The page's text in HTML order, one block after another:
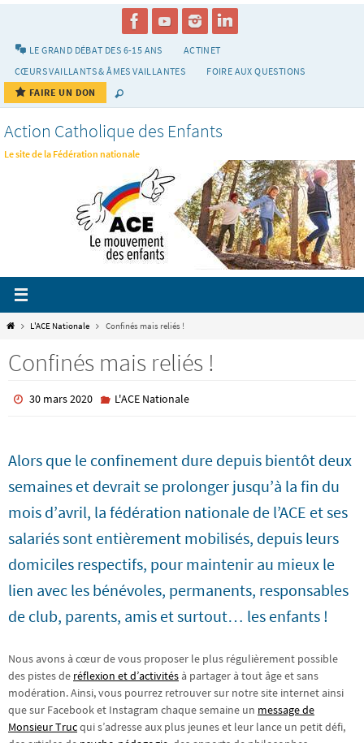
LE GRAND DÉBAT DES 6-15 ANS
ACTINET
CŒURS VAILLANTS & ÂMES VAILLANTES
FOIRE AUX QUESTIONS
FAIRE UN DON
Action Catholique des Enfants
Le site de la Fédération nationale
HomeL'ACE Nationale Confinés mais reliés !
Confinés mais reliés !
30 mars 2020 L'ACE Nationale
Alors que le confinement dure depuis bientôt deux
semaines et devrait se prolonger jusqu’à la fin du
mois d’avril, la fédération nationale de l’ACE et ses
salariés sont entièrement mobilisés, depuis leurs
domiciles respectifs, pour maintenir au mieux le
lien avec les bénévoles, permanents, responsables
de club, parents, amis et surtout… les enfants !
Nous avons à cœur de vous proposer le plus régulièrement possible
des pistes de réflexion et d’activités à partager à tout âge et sans
modération. Ainsi, vous pourrez retrouver sur notre site internet ainsi
que sur Facebook et Instagram chaque semaine un message de
Monsieur Trucqui s’adresse aux plus jeunes et leur lance un petit défi,